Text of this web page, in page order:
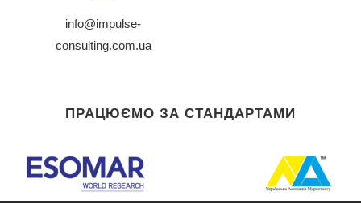
info@impulse-
consulting.com.ua
ПРАЦЮЄМО ЗА СТАНДАРТАМИ